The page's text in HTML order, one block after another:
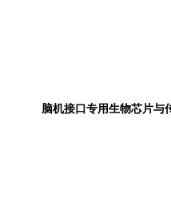
脑机接口专用生物芯片与